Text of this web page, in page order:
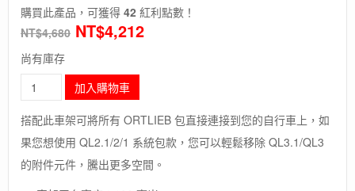
購買此產品，可獲得 42 紅利點數！
NT$4,680 NT$4,212
尚有庫存
毛
象-
德
國
[ORTLIEB]
Rack
加入購物車
搭配此車架可將所有 ORTLIEB 包直接連接到您的自行車上，如
果您想使用 QL2.1/2/1 系統包款，您可以輕鬆移除 QL3.1/QL3
的附件元件，騰出更多空間。